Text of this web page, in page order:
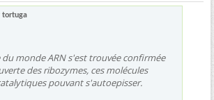
tortuga
monde ARN s'est trouvée confirmée
des ribozymes, ces molécules
pouvant s'autoepisser.